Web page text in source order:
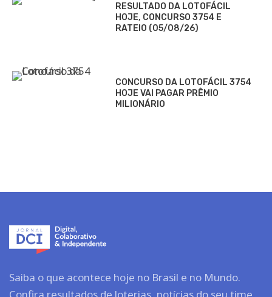
RESULTADO DA LOTOFÁCIL
HOJE, CONCURSO 3754 E
RATEIO (05/08/26)
CONCURSO DA LOTOFÁCIL 3754
HOJE VAI PAGAR PRÊMIO
MILIONÁRIO
Saiba o que acontece hoje no Brasil e no Mundo.